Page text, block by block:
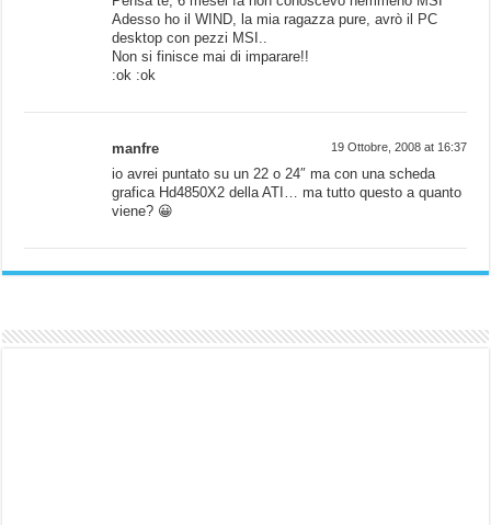
Adesso ho il WIND, la mia ragazza pure, avrò il PC
desktop con pezzi MSI..
Non si finisce mai di imparare!!
:ok :ok
manfre 19 Ottobre, 2008 at 16:37
io avrei puntato su un 22 o 24″ ma con una scheda
grafica Hd4850X2 della ATI… ma tutto questo a quanto
viene? 😀